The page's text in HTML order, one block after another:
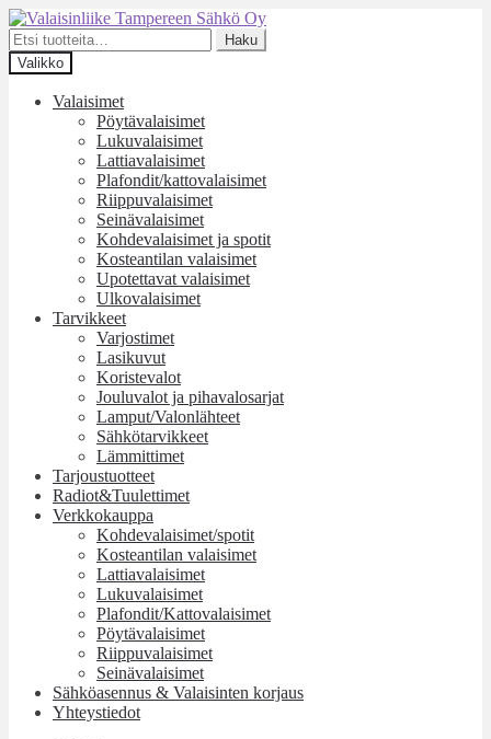
Siirry
navigointiin
Siirry
sisältöön
Etsi:
Haku
Valikko
Valaisimet
Pöytävalaisimet
Lukuvalaisimet
Lattiavalaisimet
Plafondit/kattovalaisimet
Riippuvalaisimet
Seinävalaisimet
Kohdevalaisimet ja spotit
Kosteantilan valaisimet
Upotettavat valaisimet
Ulkovalaisimet
Tarvikkeet
Varjostimet
Lasikuvut
Koristevalot
Jouluvalot ja pihavalosarjat
Lamput/Valonlähteet
Sähkötarvikkeet
Lämmittimet
Tarjoustuotteet
Radiot&Tuulettimet
Verkkokauppa
Kohdevalaisimet/spotit
Kosteantilan valaisimet
Lattiavalaisimet
Lukuvalaisimet
Plafondit/Kattovalaisimet
Pöytävalaisimet
Riippuvalaisimet
Seinävalaisimet
Sähköasennus & Valaisinten korjaus
Yhteystiedot